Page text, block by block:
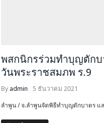
พสกนิกรร่วมทำบุญตัก
วันพระราชสมภพ ร.9
By admin 5 ธันวาคม 2021
ลำพูน / จ.ลำพูนจัดพิธีทำบุญตักบาตร แล